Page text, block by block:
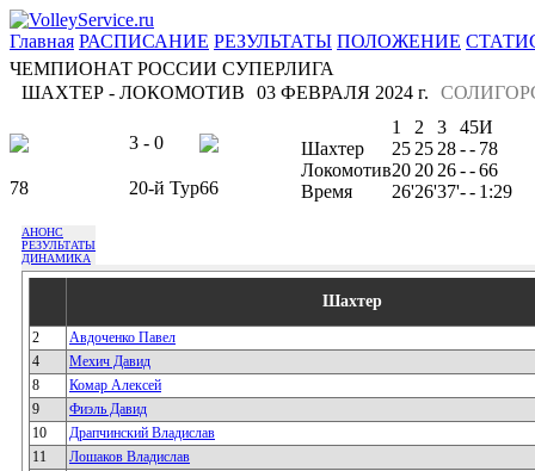
Главная РАСПИСАНИЕ РЕЗУЛЬТАТЫ ПОЛОЖЕНИЕ
ЧЕМПИОНАТ РОССИИ СУПЕРЛИГА
ШАХТЕР - ЛОКОМОТИВ
03 ФЕВРАЛЯ 2024 г.
3 - 0
78 20-й Тур66
1 2 3 45И
Шахтер
25 25 28-- 78
Локомотив20 20 26--66
Время
26'26'37'-- 1:29
АНОНС
РЕЗУЛЬТАТЫ
ДИНАМИКА
Шахтер
2
Авдоченко Павел
4
Мехич Давид
8
Комар Алексей
9
Фиэль Давид
10
Драпчинский Владислав
11
Лошаков Владислав